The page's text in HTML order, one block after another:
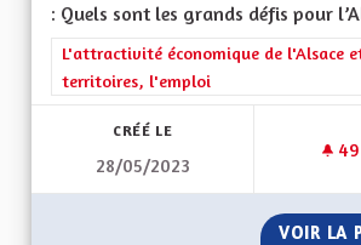
: Quels sont les grands défis pour
Filtrer les résultats de la catégorie :
L'attractivité économique de l'Alsace
territoires, l'emploi
CRÉÉ LE
28/05/2023
49
VOIR LA